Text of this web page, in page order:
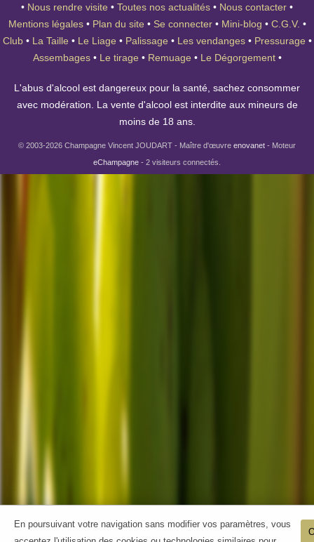
En poursuivant votre navigation sans modifier vos paramètres, vous
• Nous rendre visite • Toutes nos actualités • Nous contacter •
Mentions légales • Plan du site • Se connecter • Mini-blog • C.G.V. •
Club • La Taille • Le Liage • Palissage • Les vendanges • Pressurage •
Assembages • Le tirage • Remuage • Le Dégorgement •
L'abus d'alcool est dangereux pour la santé, sachez consommer
avec modération. La vente d'alcool est interdite aux mineurs de
moins de 18 ans.
© 2003-2026 Champagne Vincent JOUDART - Maître d'œuvre enovanet - Moteur
eChampagne - 2 visiteurs connectés.